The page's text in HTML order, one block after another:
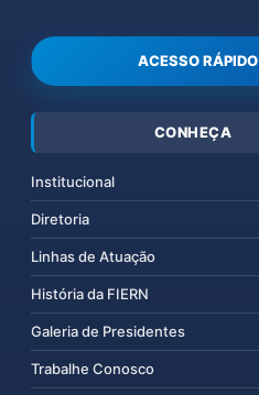
ACESSO RÁPIDO
CONHEÇA
Institucional
Diretoria
Linhas de Atuação
História da FIERN
Galeria de Presidentes
Trabalhe Conosco